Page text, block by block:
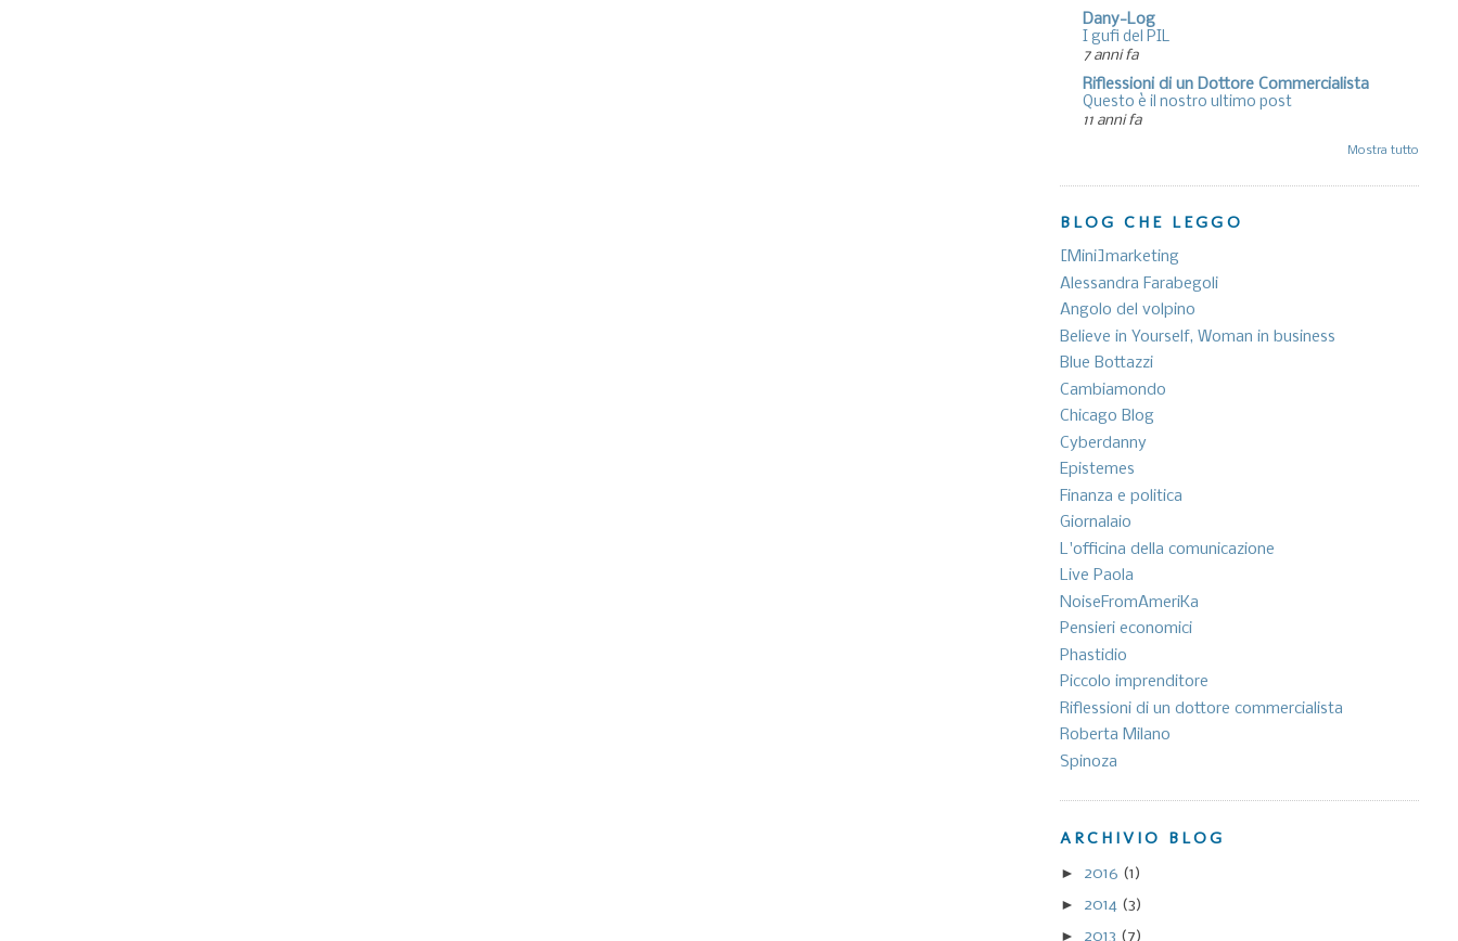
Dany-Log
I gufi del PIL
7 anni fa
Riflessioni di un Dottore Commercialista
Questo è il nostro ultimo post
11 anni fa
Mostra tutto
BLOG CHE LEGGO
[Mini]marketing
Alessandra Farabegoli
Angolo del volpino
Believe in Yourself, Woman in business
Blue Bottazzi
Cambiamondo
Chicago Blog
Cyberdanny
Epistemes
Finanza e politica
Giornalaio
L'officina della comunicazione
Live Paola
NoiseFromAmeriKa
Pensieri economici
Phastidio
Piccolo imprenditore
Riflessioni di un dottore commercialista
Roberta Milano
Spinoza
ARCHIVIO BLOG
► 2016 (1)
► 2014 (3)
► 2013 (7)